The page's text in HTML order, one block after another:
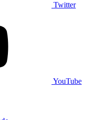
Twitter
YouTube